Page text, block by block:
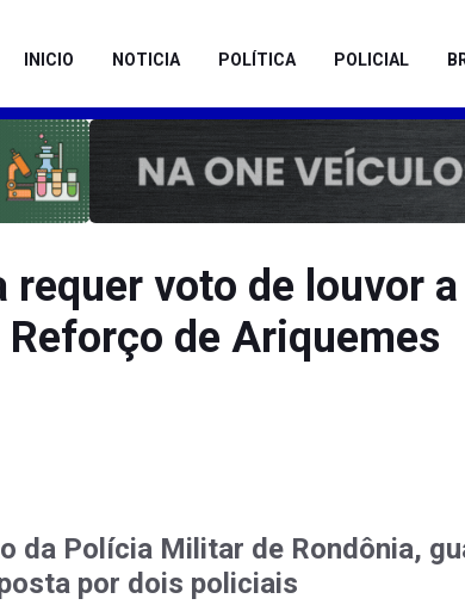
INICIO NOTICIA POLÍTICA POLICIAL
requer voto de louvor a
de Ariquemes
da Polícia Militar de Rondônia,
por dois policiais